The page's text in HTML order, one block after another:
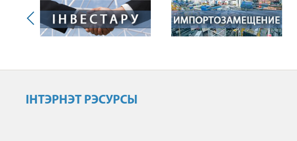
ІНТЭРНЭТ РЭСУРСЫ